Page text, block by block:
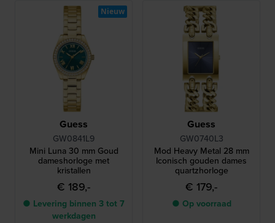
Guess
GW0841L9
Mini Luna 30 mm Goud
dameshorloge met
kristallen
€ 189,-
● Levering binnen 3 tot 7
werkdagen
Nieuw
Guess
GW0740L3
Mod Heavy Metal 28 mm
Iconisch gouden dames
quartzhorloge
€ 179,-
● Op voorraad